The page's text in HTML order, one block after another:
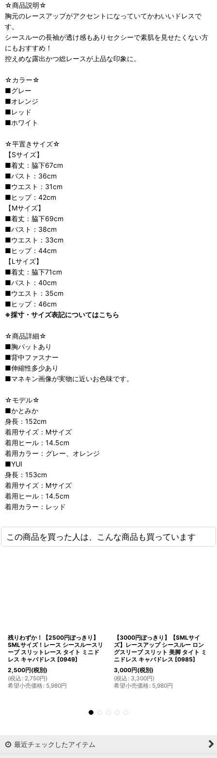
☆商品説明☆
胸元のレースアップがアクセントになっていてかわいいドレスで
す。
シースルーの長袖が透け感もありセクシーで素肌を見せたくない方
にもおすすめ！
控えめな露出かつ総レースが上品な印象に。
☆カラー☆
■グレー
■オレンジ
■レッド
■ホワイト
☆平置きサイズ☆
【Sサイズ】
■着丈：脇下67cm
■バスト：36cm
■ウエスト：31cm
■ヒップ：42cm
【Mサイズ】
■着丈：脇下69cm
■バスト：38cm
■ウエスト：33cm
■ヒップ：44cm
【Lサイズ】
■着丈：脇下71cm
■バスト：40cm
■ウエスト：35cm
■ヒップ：46cm
※採寸・サイズ表記についてはこちら
☆商品詳細☆
■胸パットあり
■背中ファスナー
■伸縮性多少あり
■マネキン画像が実物に近いお色味です。
☆モデル☆
■かとみか
身長：152cm
着用サイズ：Mサイズ
着用ヒール：14.5cm
着用カラー：グレー、オレンジ
■YUI
身長：153cm
着用サイズ：Mサイズ
着用ヒール：14.5cm
着用カラー：レッド
この商品を買った人は、こんな商品も買っています
残りわずか！【2500円ぽっきり】
SMLサイズ！レース シースルースリ
ーブ スリットレース タイト ミニド
レス キャバドレス [0949]
2,500円(税別)
(税込 : 2,750円)
希望小売価格: 5,980円
【3000円ぽっきり】【SMLサイ
ズ】レースアップ シースルー ロン
グスリーブ スリット 美脚 タイト ミ
ニドレス キャバドレス [0985]
3,000円(税別)
(税込 : 3,300円)
希望小売価格: 5,980円
最近チェックしたアイテム